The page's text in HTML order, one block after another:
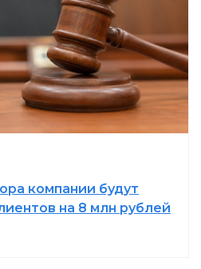
компании будут
на 8 млн рублей